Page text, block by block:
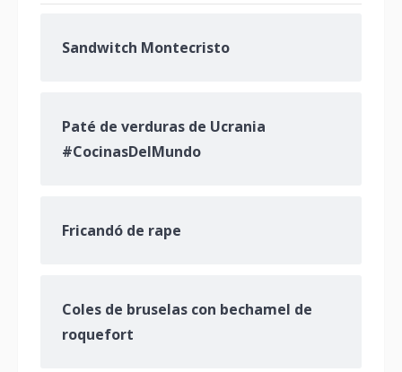
Sandwitch Montecristo
Paté de verduras de Ucrania
#CocinasDelMundo
Fricandó de rape
Coles de bruselas con bechamel de
roquefort